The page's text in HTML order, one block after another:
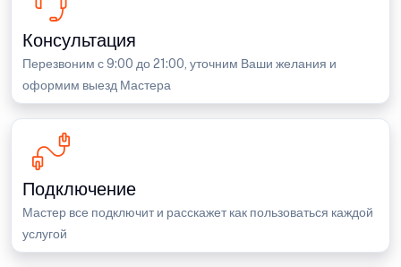
Консультация
Перезвоним с 9:00 до 21:00, уточним Ваши желания и
оформим выезд Мастера
Подключение
Мастер все подключит и расскажет как пользоваться каждой
услугой